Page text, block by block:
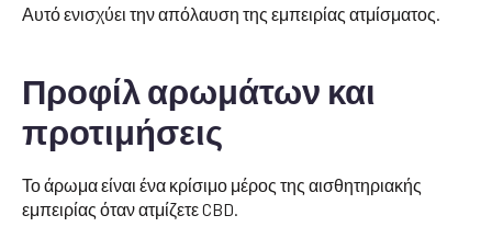
Αυτό ενισχύει την απόλαυση της εμπειρίας ατμίσματος.
Προφίλ αρωμάτων και
προτιμήσεις
Το άρωμα είναι ένα κρίσιμο μέρος της αισθητηριακής
εμπειρίας όταν ατμίζετε CBD.